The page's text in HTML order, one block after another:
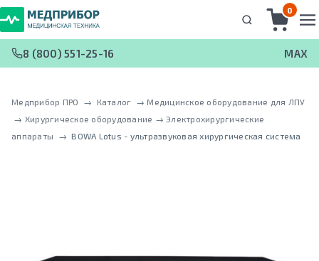
0
8 (800) 551-25-16 MAX
Медприбор ПРО → Каталог → Медицинское оборудование для ЛПУ
→ Хирургическое оборудование → Электрохирургические
аппараты
→ BOWA Lotus - ультразвуковая хирургическая система